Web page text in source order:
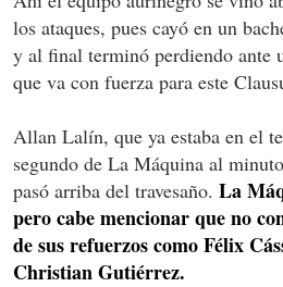
los ataques, pues cayó en un
y al final terminó perdiendo ante
que va con fuerza para este
Allan Lalín, que ya estaba en el
segundo de La Máquina al
pasó arriba del travesaño. La
pero cabe mencionar que no
de sus refuerzos como Félix
Christian Gutiérrez.